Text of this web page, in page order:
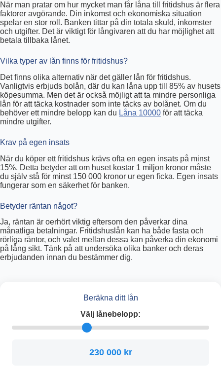
När man pratar om hur mycket man får låna till fritidshus är flera
faktorer avgörande. Din inkomst och ekonomiska situation
spelar en stor roll. Banken tittar på din totala skuld, inkomster
och utgifter. Det är viktigt för långivaren att du har möjlighet att
betala tillbaka lånet.
Vilka typer av lån finns för fritidshus?
Det finns olika alternativ när det gäller lån för fritidshus.
Vanligtvis erbjuds bolån, där du kan låna upp till 85% av husets
köpesumma. Men det är också möjligt att ta mindre personliga
lån för att täcka kostnader som inte täcks av bolånet. Om du
behöver ett mindre belopp kan du Låna 10000 för att täcka
mindre utgifter.
Krav på egen insats
När du köper ett fritidshus krävs ofta en egen insats på minst
15%. Detta betyder att om huset kostar 1 miljon kronor måste
du själv stå för minst 150 000 kronor ur egen ficka. Egen insats
fungerar som en säkerhet för banken.
Betyder räntan något?
Ja, räntan är oerhört viktig eftersom den påverkar dina
månatliga betalningar. Fritidshuslån kan ha både fasta och
rörliga räntor, och valet mellan dessa kan påverka din ekonomi
på lång sikt. Tänk på att undersöka olika banker och deras
erbjudanden innan du bestämmer dig.
Beräkna ditt lån
Välj lånebelopp:
230 000 kr